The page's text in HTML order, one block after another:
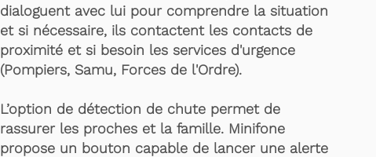
dialoguent avec lui pour comprendre la situation
et si nécessaire, ils contactent les contacts de
proximité et si besoin les services d'urgence
(Pompiers, Samu, Forces de l'Ordre).
L’option de détection de chute permet de
rassurer les proches et la famille. Minifone
propose un bouton capable de lancer une alerte